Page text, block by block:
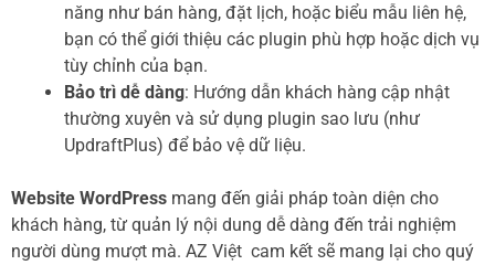
năng như bán hàng, đặt lịch, hoặc biểu mẫu liên hệ,
bạn có thể giới thiệu các plugin phù hợp hoặc dịch vụ
tùy chỉnh của bạn.
Bảo trì dễ dàng: Hướng dẫn khách hàng cập nhật
thường xuyên và sử dụng plugin sao lưu (như
UpdraftPlus) để bảo vệ dữ liệu.
Website WordPress mang đến giải pháp toàn diện cho
khách hàng, từ quản lý nội dung dễ dàng đến trải nghiệm
người dùng mượt mà. AZ Việt cam kết sẽ mang lại cho quý